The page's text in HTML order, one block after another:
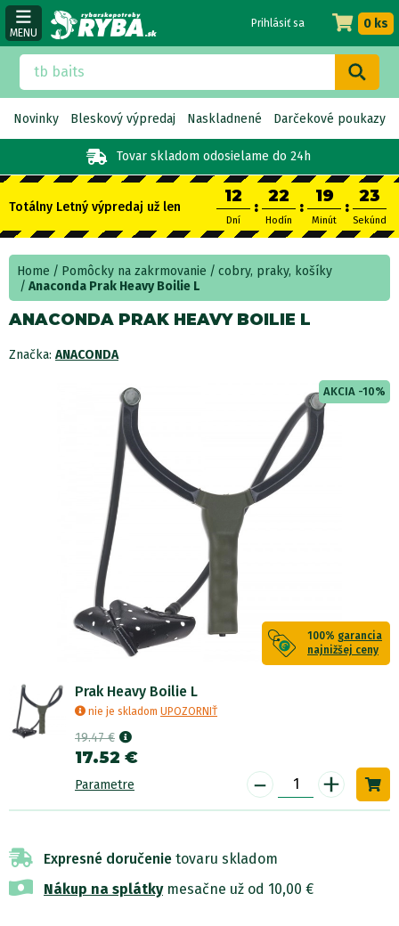
MENU
Tovar skladom odosielame do 24h
Prihlásiť sa 0 ks
Novinky Bleskový výpredaj Naskladnené Darčekové poukazy
Totálny Letný výpredaj už len
12
Dní
:
22
Hodín
:
19
Minút
:
23
Sekúnd
Home Pomôcky na zakrmovanie
cobry, praky, košíky
Anaconda Prak Heavy Boilie L
ANACONDA PRAK HEAVY BOILIE L
Značka: ANACONDA
AKCIA -10%
100% garancia
najnižšej ceny
Prak Heavy Boilie L
nie je skladom UPOZORNIŤ
19.47 €
17.52 €
Parametre - +
Expresné doručenie tovaru skladom
Nákup na splátkymesačne už od 10,00 €